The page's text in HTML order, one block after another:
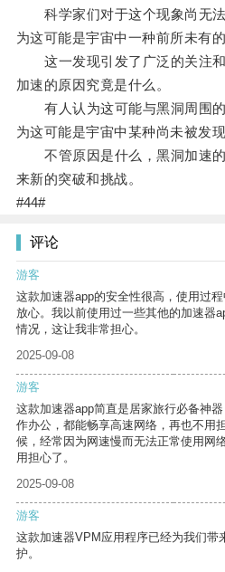
科学家们对于这个现象尚无法
为这可能是宇宙中一种前所未有的
这一发现引发了广泛的关注和
加速的原因究竟是什么。
有人认为这可能与黑洞周围的
为这可能是宇宙中某种尚未被发
不管原因是什么，黑洞加速的
来新的突破和挑战。
#44#
评论
游客
这款加速器app的安全性很高，使用过
放心。我以前使用过一些其他的加速器
情况，这让我非常担心。
2025-09-08
游客
这款加速器app简直是居家旅行必备神
作办公，都能畅享高速网络，再也不用
候，经常因为网速慢而无法正常使用网
用担心了。
2025-09-08
游客
这款加速器VPM应用程序已经为我们带
护。